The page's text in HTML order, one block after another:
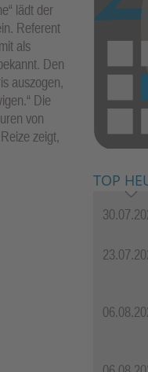
lädt der
Referent
als
Den
auszogen,
Die
von
zeigt,
TOP